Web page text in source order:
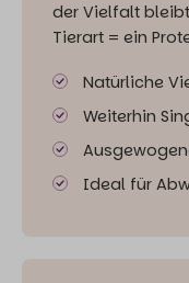
der Vielfalt
Tierart = ein
Natürliche
Weiterhin
Ideal für